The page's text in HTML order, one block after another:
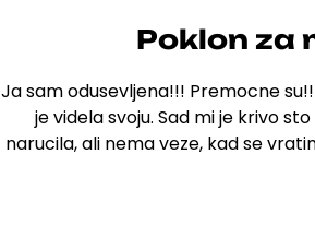
Poklon za
Ja sam odusevljena!!! Premocne
je videla svoju. Sad mi je krivo
narucila, ali nema veze, kad se